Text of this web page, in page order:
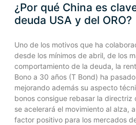
¿Por qué China es
deuda USA y del ORO?
Uno de los motivos que ha
desde los mínimos de abril, de los
comportamiento de la deuda, la
Bono a 30 años (T Bond) ha
mejorando además su aspecto
bonos consigue rebasar la
se acelerará el movimiento al alza,
factor positivo para los mercados